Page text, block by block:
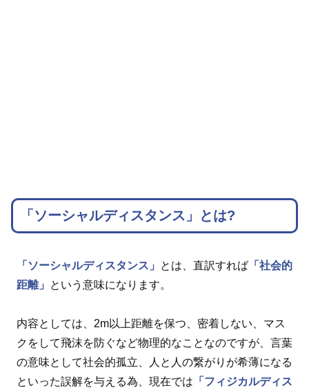
「ソーシャルディスタンス」とは?
「ソーシャルディスタンス」 とは、直訳すれば 「社会的
距離」
という意味になります。
内容としては、2m以上距離を保つ、密着しない、マス
クをして飛沫を防ぐなど物理的なことなのですが、言葉
の意味として社会的孤立、人と人の繋がりが希薄になる
といった誤解を与える為、現在では 「フィジカルディス